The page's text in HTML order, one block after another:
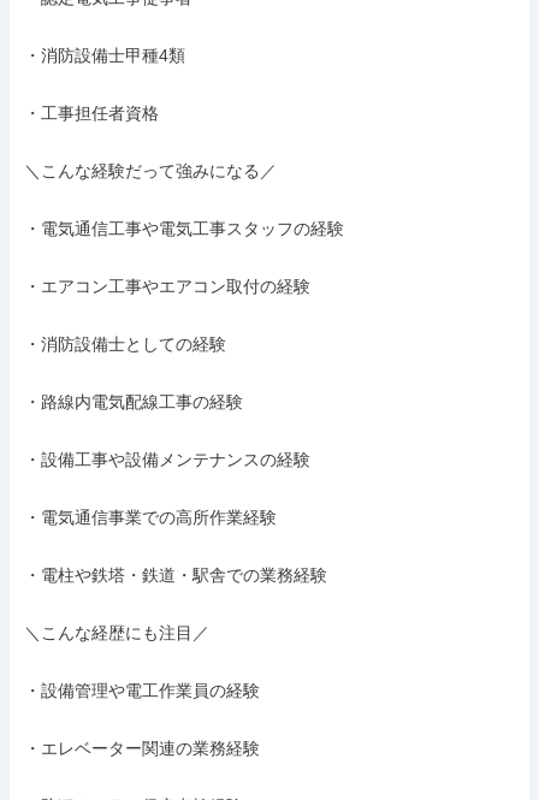
・消防設備士甲種4類
・工事担任者資格
＼こんな経験だって強みになる／
・電気通信工事や電気工事スタッフの経験
・エアコン工事やエアコン取付の経験
・消防設備士としての経験
・路線内電気配線工事の経験
・設備工事や設備メンテナンスの経験
・電気通信事業での高所作業経験
・電柱や鉄塔・鉄道・駅舎での業務経験
＼こんな経歴にも注目／
・設備管理や電工作業員の経験
・エレベーター関連の業務経験